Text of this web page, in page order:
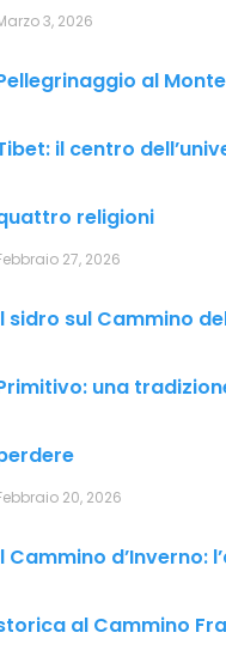
3, 2026
al
il centro
religioni
27, 2026
sidro sul Cammino
una
20, 2026
Cammino d’Inverno:
al Cammino